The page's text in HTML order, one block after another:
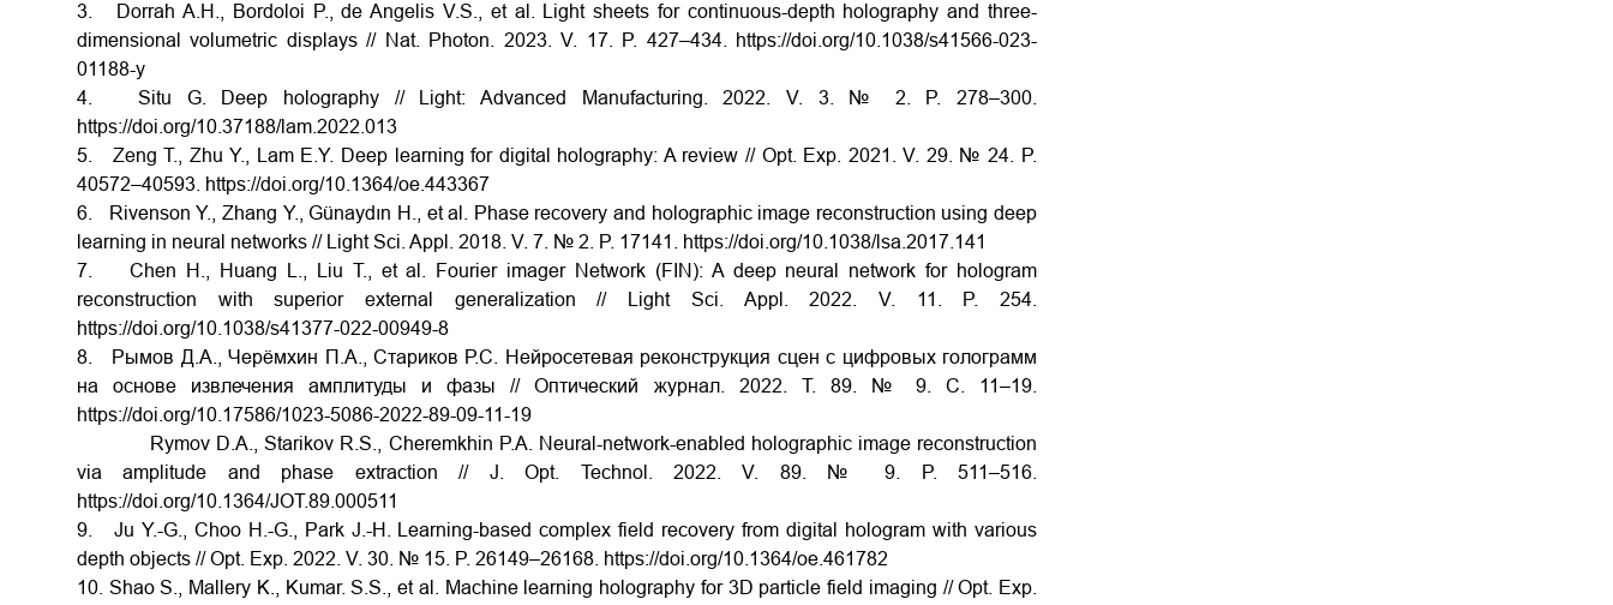
3. Dorrah A.H., Bordoloi P., de Angelis V.S., et al. Light sheets for continuous-depth holography and three-
dimensional volumetric displays // Nat. Photon. 2023. V. 17. P. 427–434. https://doi.org/10.1038/s41566-023-
01188-y
4. Situ G. Deep holography // Light: Advanced Manufacturing. 2022. V. 3. № 2. P. 278–300.
https://doi.org/10.37188/lam.2022.013
5. Zeng T., Zhu Y., Lam E.Y. Deep learning for digital holography: A review // Opt. Exp. 2021. V. 29. № 24. P.
40572–40593. https://doi.org/10.1364/oe.443367
6. Rivenson Y., Zhang Y., Günaydın H., et al. Phase recovery and holographic image reconstruction using deep
learning in neural networks // Light Sci. Appl. 2018. V. 7. № 2. P. 17141. https://doi.org/10.1038/lsa.2017.141
7. Chen H., Huang L., Liu T., et al. Fourier imager Network (FIN): A deep neural network for hologram
reconstruction with superior external generalization // Light Sci. Appl. 2022. V.
11. P.
254.
https://doi.org/10.1038/s41377-022-00949-8
8. Рымов Д.А., Черёмхин П.А., Стариков Р.С. Нейросетевая реконструкция сцен с цифровых голограмм
на основе извлечения амплитуды и фазы // Оптический журнал. 2022. Т. 89. № 9. С. 11–19.
https://doi.org/10.17586/1023-5086-2022-89-09-11-19
Rymov D.A., Starikov R.S., Cheremkhin P.A. Neural-network-enabled holographic image reconstruction
via amplitude and phase extraction // J. Opt. Technol. 2022. V. 89. № 9. P. 511–516.
https://doi.org/10.1364/JOT.89.000511
9. Ju Y.-G., Choo H.-G., Park J.-H. Learning-based complex field recovery from digital hologram with various
depth objects // Opt. Exp. 2022. V. 30. № 15. P. 26149–26168. https://doi.org/10.1364/oe.461782
10. Shao S., Mallery K., Kumar. S.S., et al. Machine learning holography for 3D particle field imaging // Opt. Exp.